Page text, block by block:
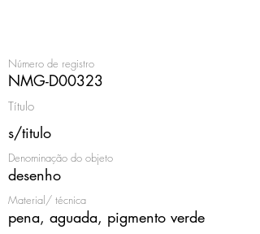
Número de registro
NMG-D00323
Título
s/titulo
Denominação do objeto
desenho
Material/ técnica
pena, aguada, pigmento verde